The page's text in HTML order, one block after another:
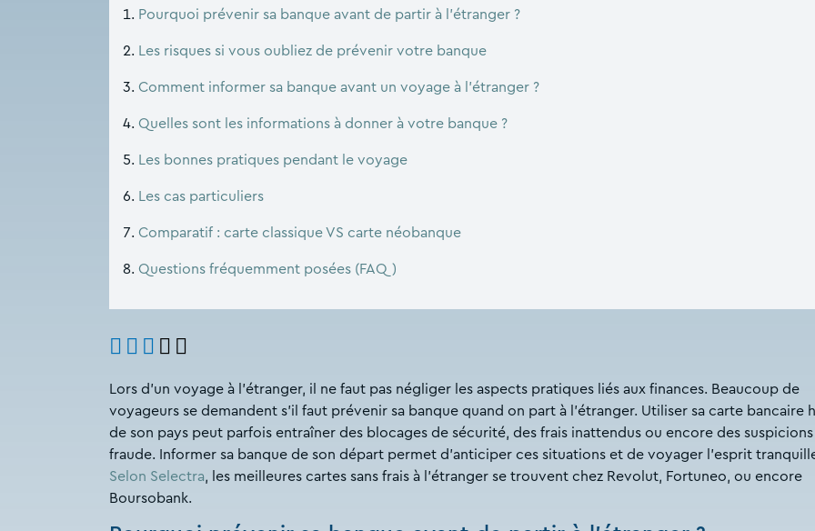
Pourquoi prévenir sa banque avant de partir à l’étranger ?
Les risques si vous oubliez de prévenir votre banque
Comment informer sa banque avant un voyage à l’étranger ?
Quelles sont les informations à donner à votre banque ?
Les bonnes pratiques pendant le voyage
Les cas particuliers
Comparatif : carte classique VS carte néobanque
Questions fréquemment posées (FAQ)
Lors d’un voyage à l’étranger, il ne faut pas négliger les aspects pratiques liés aux finances. Beaucoup de
voyageurs se demandent s’il faut prévenir sa banque quand on part à l’étranger. Utiliser sa carte bancaire
de son pays peut parfois entraîner des blocages de sécurité, des frais inattendus ou encore des
fraude. Informer sa banque de son départ permet d’anticiper ces situations et de voyager l’esprit
Selon Selectra, les meilleures cartes sans frais à l’étranger se trouvent chez Revolut, Fortuneo, ou encore
Boursobank.